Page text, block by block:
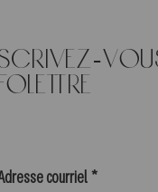
courriel *